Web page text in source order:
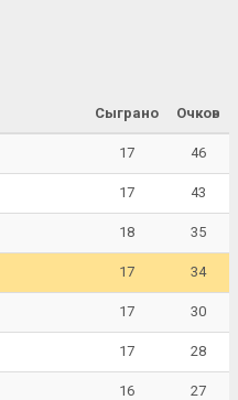
Сыграно Очков
17 46
17 43
18 35
17 34
17 30
17 28
16 27